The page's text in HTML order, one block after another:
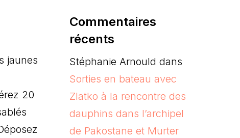
jaunes
20
Commentaires
récents
Stéphanie Arnould dans
Sorties en bateau avec
Zlatko à la rencontre des
dauphins dans l’archipel
de Pakostane et Murter